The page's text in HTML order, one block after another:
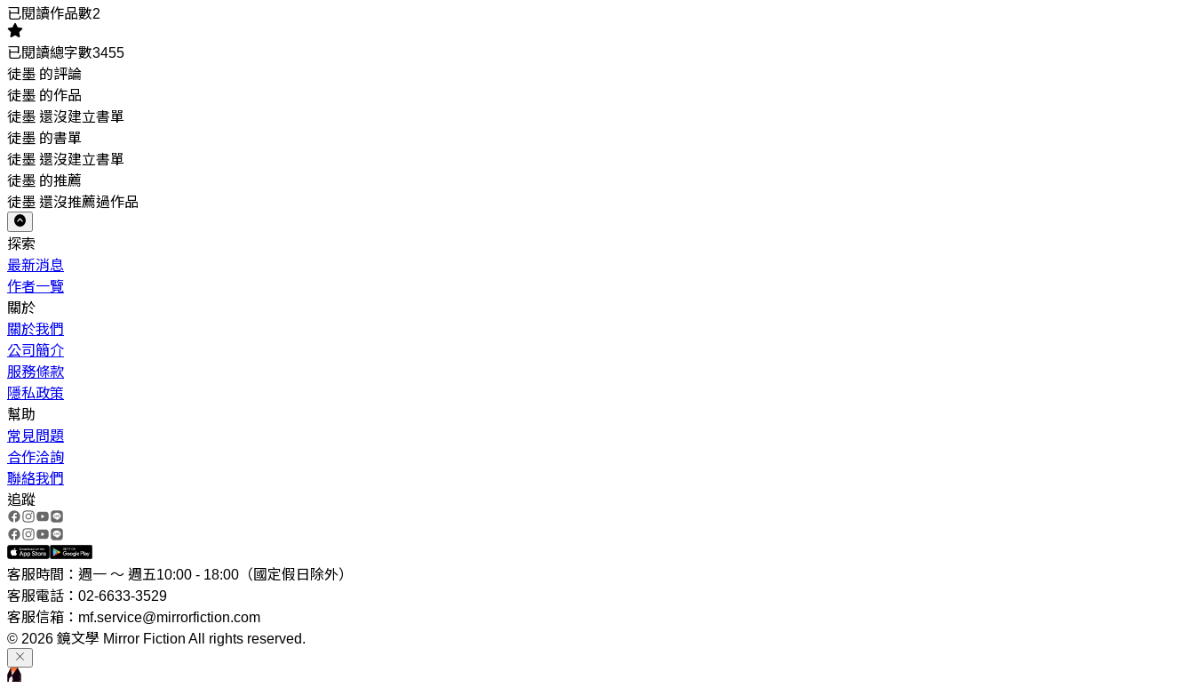
已閱讀作品數2
已閱讀總字數3455
徒墨 的評論
徒墨 的作品
徒墨 還沒建立書單
徒墨 的書單
徒墨 還沒建立書單
徒墨 的推薦
徒墨 還沒推薦過作品
探索
最新消息
作者一覽
關於
關於我們
公司簡介
服務條款
隱私政策
幫助
常見問題
合作洽詢
聯絡我們
追蹤
客服時間：週一 ～ 週五10:00 - 18:00（國定假日除外）
客服電話：02-6633-3529
客服信箱：mf.service@mirrorfiction.com
© 2026 鏡文學 Mirror Fiction All rights reserved.